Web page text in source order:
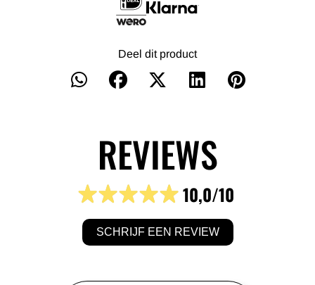
Deel dit product
REVIEWS
10,0/10
SCHRIJF EEN REVIEW